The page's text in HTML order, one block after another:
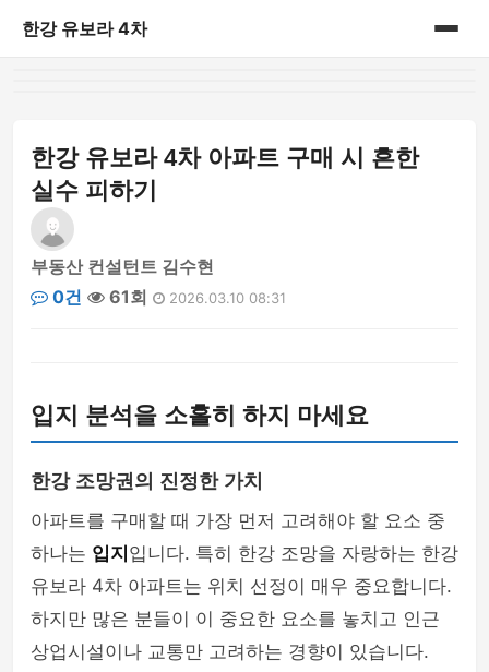
한강 유보라 4차
한강 유보라 4차 아파트 구매 시 흔한
실수 피하기
부동산 컨설턴트 김수현
0건
61회 2026.03.10 08:31
입지 분석을 소홀히 하지 마세요
한강 조망권의 진정한 가치
아파트를 구매할 때 가장 먼저 고려해야 할 요소 중
하나는 입지 입니다. 특히 한강 조망을 자랑하는 한강
유보라 4차 아파트는 위치 선정이 매우 중요합니다.
하지만 많은 분들이 이 중요한 요소를 놓치고 인근
상업시설이나 교통만 고려하는 경향이 있습니다.